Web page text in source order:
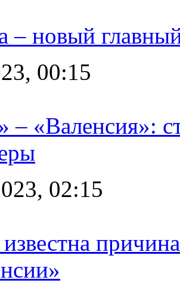
– новый
00:15
– «Валенсия»:
02:15